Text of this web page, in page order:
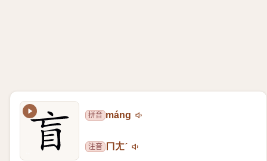
拼音 máng
注音 ㄇㄤˊ